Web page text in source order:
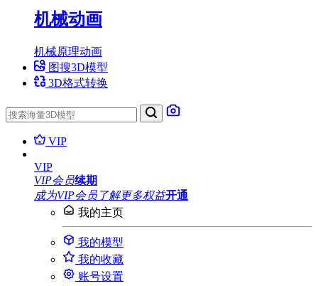
机械动画
机械原理动画
图搜3D模型
3D格式转换
VIP
VIP
VIP会员续期
成为VIP会员 了解更多权益开通
我的主页
我的模型
我的收藏
账号设置